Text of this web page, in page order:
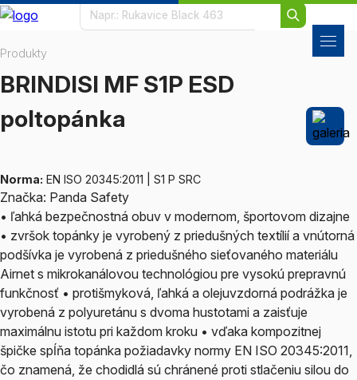
Produkty
BRINDISI MF S1P ESD
poltopánka
Norma: EN ISO 20345:2011 | S1 P SRC
Značka: Panda Safety
• ľahká bezpečnostná obuv v modernom, športovom dizajne
• zvršok topánky je vyrobený z priedušných textílií a vnútorná
podšívka je vyrobená z priedušného sieťovaného materiálu
Airnet s mikrokanálovou technológiou pre vysokú prepravnú
funkčnosť • protišmyková, ľahká a olejuvzdorná podrážka je
vyrobená z polyuretánu s dvoma hustotami a zaisťuje
maximálnu istotu pri každom kroku • vďaka kompozitnej
špičke spĺňa topánka požiadavky normy EN ISO 20345:2011,
čo znamená, že chodidlá sú chránené proti stlačeniu silou do